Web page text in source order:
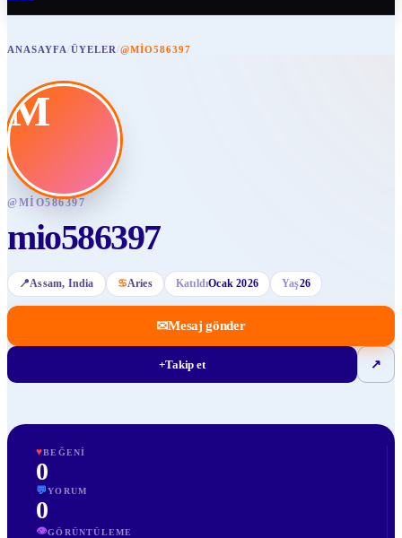
ANASAYFA/ÜYELER/@MIO586397
M
@MIO586397
mio586397
📍Assam, India ♋Aries KatıldıOcak 2026 Yaş26
✉Mesaj gönder
+Takip et ↗
♥BEĞENI
0
💬YORUM
0
👁GÖRÜNTÜLEME